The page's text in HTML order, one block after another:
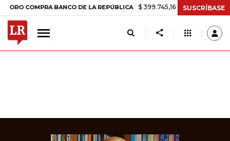
COMPRA BANCO DE LA REPÚBLICA $ 399.745,16 +$ 2.295,71 +0,58%
SUSCRÍBASE